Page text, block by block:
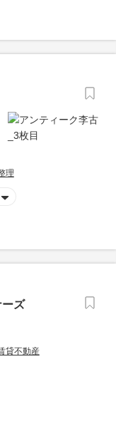
理
ズ
貸不動産